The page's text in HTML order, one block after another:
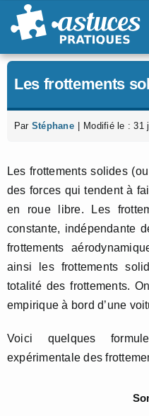
Passer
au
Les frottements
Par Stéphane Modifié le : 31
Les frottements solides
des forces qui tendent à
en roue libre. Les
constante, indépendante
frottements
ainsi les frottements
totalité des frottements.
empirique à bord d’une
Voici quelques
expérimentale des